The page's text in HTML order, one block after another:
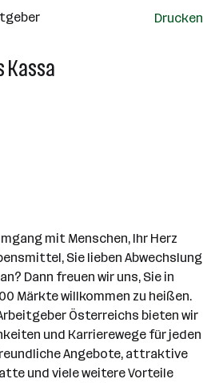
Drucken
Kassa
mit Menschen, Ihr Herz
Sie lieben Abwechslung
Dann freuen wir uns, Sie in
Märkte willkommen zu heißen.
Österreichs bieten wir
und Karrierewege für jeden
Angebote, attraktive
und viele weitere Vorteile